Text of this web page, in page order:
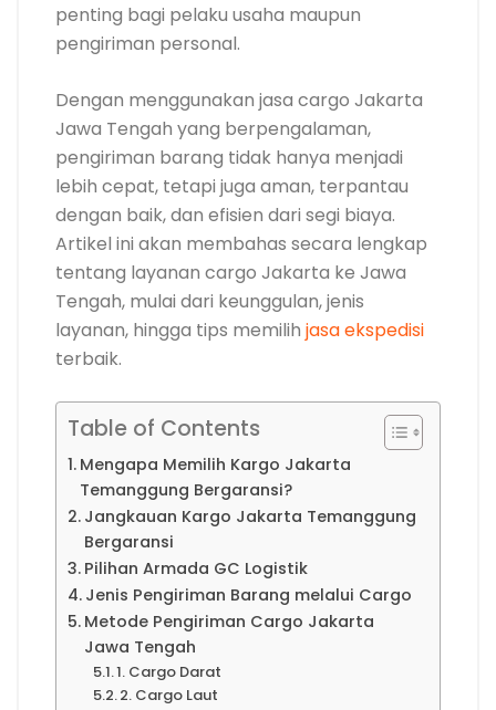
penting bagi pelaku usaha maupun
pengiriman personal.
Dengan menggunakan jasa cargo Jakarta
Jawa Tengah yang berpengalaman,
pengiriman barang tidak hanya menjadi
lebih cepat, tetapi juga aman, terpantau
dengan baik, dan efisien dari segi biaya.
Artikel ini akan membahas secara lengkap
tentang layanan cargo Jakarta ke Jawa
Tengah, mulai dari keunggulan, jenis
layanan, hingga tips memilih jasa ekspedisi
terbaik.
Table of Contents
Mengapa Memilih Kargo Jakarta
Temanggung Bergaransi?
Jangkauan Kargo Jakarta Temanggung
Bergaransi
Pilihan Armada GC Logistik
Jenis Pengiriman Barang melalui Cargo
Metode Pengiriman Cargo Jakarta
Jawa Tengah
1. Cargo Darat
2. Cargo Laut